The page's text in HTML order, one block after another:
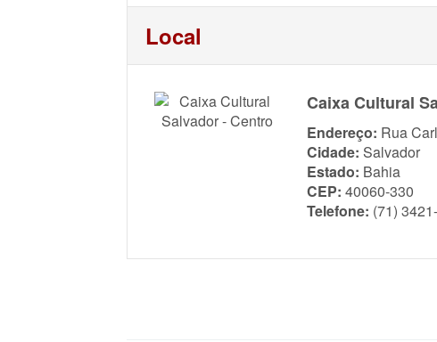
Local
Caixa Cultural
Endereço: Rua
Cidade: Salvador
Estado: Bahia
CEP: 40060-330
Telefone: (71)